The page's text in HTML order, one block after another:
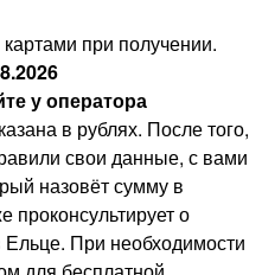
при получении.
у оператора
в рублях. После того,
свои данные, с вами
назовёт сумму в
проконсультирует о
Ельце. При необходимости